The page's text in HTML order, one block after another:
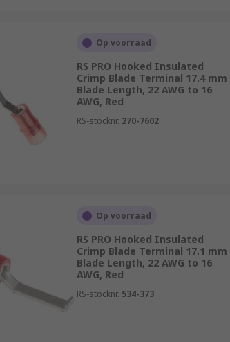
Op voorraad
RS PRO Hooked Insulated
Crimp Blade Terminal 17.4 mm
Blade Length, 22 AWG to 16
AWG, Red
RS-stocknr. 270-7602
Op voorraad
RS PRO Hooked Insulated
Crimp Blade Terminal 17.1 mm
Blade Length, 22 AWG to 16
AWG, Red
RS-stocknr. 534-373